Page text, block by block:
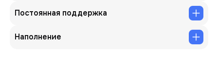
Постоянная поддержка
Наполнение